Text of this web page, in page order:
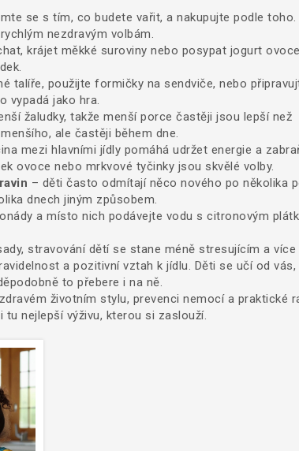
se s tím, co budete vařit, a nakupujte podle toho.
nezdravým volbám.
krájet měkké suroviny nebo posypat jogurt
talíře, použijte formičky na sendviče, nebo
vypadá jako hra.
žaludky, takže menší porce častěji jsou lepší než
ale častěji během dne.
mezi hlavními jídly pomáhá udržet energie a
ovoce nebo mrkvové tyčinky jsou skvělé volby.
– děti často odmítají něco nového po několika
dnech jiným způsobem.
a místo nich podávejte vodu s citronovým
stravování dětí se stane méně stresujícím a více
a pozitivní vztah k jídlu. Děti se učí od vás,
to přebere i na ně.
životním stylu, prevenci nemocí a praktické
nejlepší výživu, kterou si zaslouží.